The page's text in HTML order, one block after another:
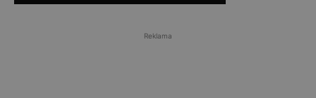
Reklama